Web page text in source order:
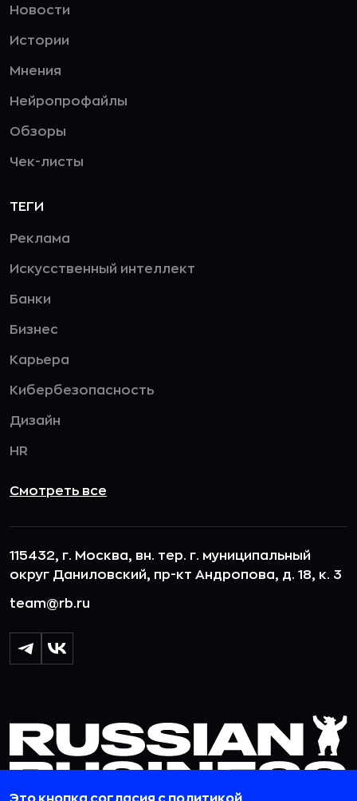
Новости
Истории
Мнения
Нейропрофайлы
Обзоры
Чек-листы
ТЕГИ
Реклама
Искусственный интеллект
Банки
Бизнес
Карьера
Кибербезопасность
Дизайн
HR
Смотреть все
115432, г. Москва, вн. тер. г. муниципальный
округ Даниловский, пр-кт Андропова, д. 18, к. 3
team@rb.ru